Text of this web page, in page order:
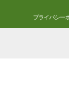
プライバシー